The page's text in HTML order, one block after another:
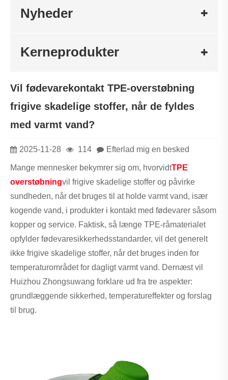
Nyheder
Kerneprodukter
Vil fødevarekontakt TPE-overstøbning
frigive skadelige stoffer, når de fyldes
med varmt vand?
2025-11-28 114 Efterlad mig en besked
Mange mennesker bekymrer sig om, hvorvidtTPE
overstøbningvil frigive skadelige stoffer og påvirke
sundheden, når det bruges til at holde varmt vand, især
kogende vand, i produkter i kontakt med fødevarer såsom
kopper og service. Faktisk, så længe TPE-råmaterialet
opfylder fødevaresikkerhedsstandarder, vil det generelt
ikke frigive skadelige stoffer, når det bruges inden for
temperaturområdet for dagligt varmt vand. Dernæst vil
Huizhou Zhongsuwang forklare ud fra tre aspekter:
grundlæggende sikkerhed, temperatureffekter og forslag
til brug.